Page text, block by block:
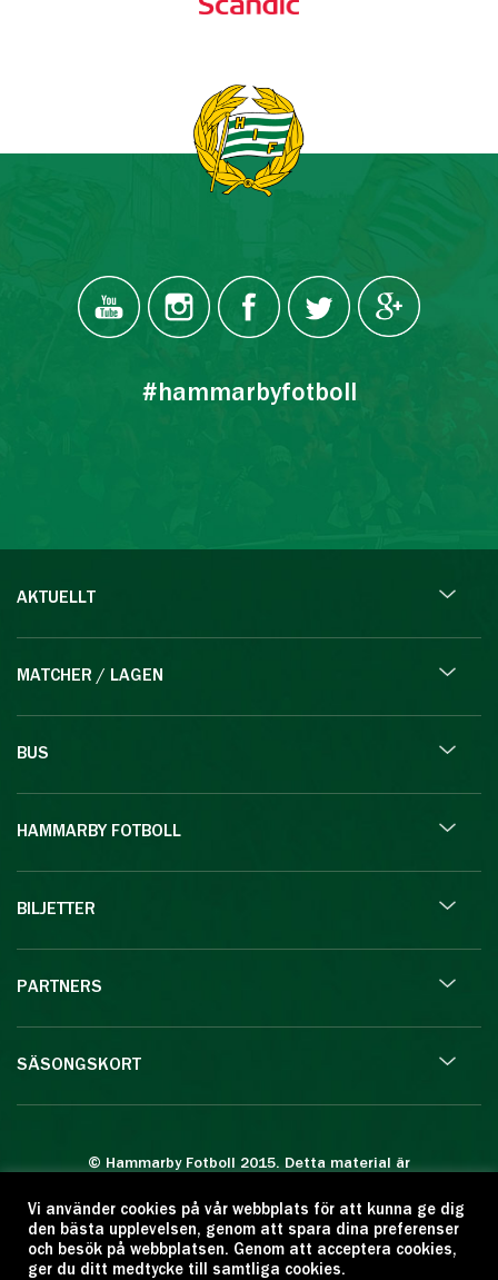
#hammarbyfotboll
AKTUELLT
MATCHER / LAGEN
BUS
HAMMARBY FOTBOLL
BILJETTER
PARTNERS
SÄSONGSKORT
© Hammarby Fotboll 2015. Detta material är
Eftertryck eller annan kopiering är förbjuden.
Citera oss gärna men ange källan:
www.hammarbyfotboll.se. Ansvarig utgivare:
Vi använder cookies på vår webbplats för att kunna ge dig
den bästa upplevelsen, genom att spara dina preferenser
och besök på webbplatsen. Genom att acceptera cookies,
ger du ditt medtycke till samtliga cookies.